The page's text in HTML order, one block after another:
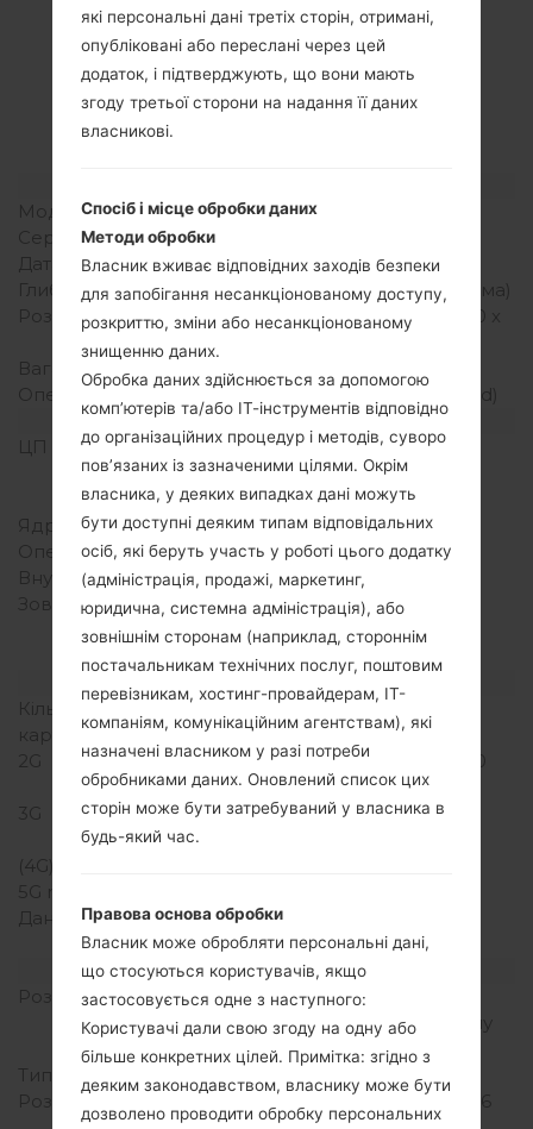
Специфікація
LGE739(LGE739)
akaLG myTouch
Модель
LGE739
Серія
Дата випуску
Листопад, 2011
Глибина
10 міліметрів (0.39 дюйма)
Розміри (ширина/висота) 122 x 64 міліметрів (4.80 x
Вага
Операційна система
Android 2.3 (Gingerbread)
Апаратне забезпечення
ЦП (процесор)
1.0 GHz Scorpion
Qualcomm MSM8255
Snapdragon S2
Ядра процесора
-
Оперативна память
512MB
Внутрішня память
2GB
Зовнішня память
microSD, до 32 GB
(виділений слот), 2 GB
included
Мережа та дані
Кількість місць для сім
карт
1 Міні SIM
2G
GSM 850/900/1800/1900
MHz
3G
HSDPA 900/1900/2100
(4G) LTE
5G network
Дані
GPRS, EDGE, HSDPA,
UMTS
Дисплей
Розмір екрану
3.8 in (~52.6%
співвідношення екрану
до тіла)
Тип екрану
Розширення екрану
480 x 800 пікселів (~246
які персональні дані третіх сторін, отримані,
опубліковані або переслані через цей
додаток, і підтверджують, що вони мають
згоду третьої сторони на надання її даних
власникові.
Спосіб і місце обробки даних
Методи обробки
Власник вживає відповідних заходів безпеки
для запобігання несанкціонованому доступу,
розкриттю, зміни або несанкціонованому
знищенню даних.
Обробка даних здійснюється за допомогою
комп’ютерів та/або ІТ-інструментів відповідно
до організаційних процедур і методів, суворо
пов’язаних із зазначеними цілями. Окрім
власника, у деяких випадках дані можуть
бути доступні деяким типам відповідальних
осіб, які беруть участь у роботі цього додатку
(адміністрація, продажі, маркетинг,
юридична, системна адміністрація), або
зовнішнім сторонам (наприклад, стороннім
постачальникам технічних послуг, поштовим
перевізникам, хостинг-провайдерам, ІТ-
компаніям, комунікаційним агентствам), які
назначені власником у разі потреби
обробниками даних. Оновлений список цих
сторін може бути затребуваний у власника в
будь-який час.
Правова основа обробки
Власник може обробляти персональні дані,
що стосуються користувачів, якщо
застосовується одне з наступного:
Користувачі дали свою згоду на одну або
більше конкретних цілей. Примітка: згідно з
деяким законодавством, власнику може бути
дозволено проводити обробку персональних